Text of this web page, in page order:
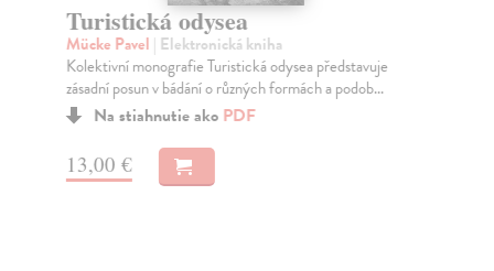
Turistická odysea
Mücke Pavel | Elektronická kniha
Kolektivní monografie Turistická odysea představuje
zásadní posun v bádání o různých formách a podob...
Na stiahnutie ako PDF
13,00 €